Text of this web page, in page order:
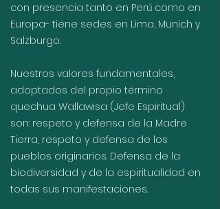
con presencia tanto en Perú como en
Europa- tiene sedes en Lima, Munich y
Salzburgo.
Nuestros valores fundamentales,
adoptados del propio término
quechua Wallawisa (Jefe Espiritual)
son: respeto y defensa de la Madre
Tierra, respeto y defensa de los
pueblos originarios. Defensa de la
biodiversidad y de la espiritualidad en
todas sus manifestaciones.